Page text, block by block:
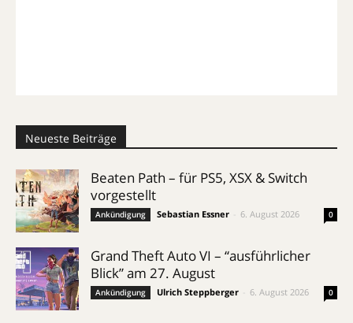
Neueste Beiträge
Beaten Path – für PS5, XSX & Switch
vorgestellt
Ankündigung Sebastian Essner 6. August 2026 0
Grand Theft Auto VI – “ausführlicher
Blick” am 27. August
Ankündigung Ulrich Steppberger 6. August 2026 0